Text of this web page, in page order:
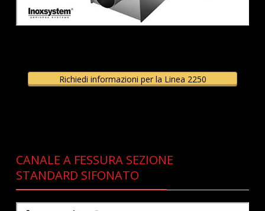
Richiedi informazioni per la Linea 2250
CANALE A FESSURA SEZIONE
STANDARD SIFONATO